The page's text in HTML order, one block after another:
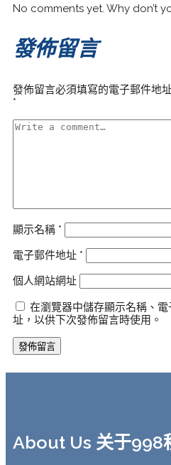
No comments yet. Why don’t
發佈留言
發佈留言必須填寫的電子郵件地
*
顯示名稱 *
電子郵件地址 *
個人網站網址
在瀏覽器中儲存顯示名稱、
址，以供下次發佈留言時使用。
About Us 关于998